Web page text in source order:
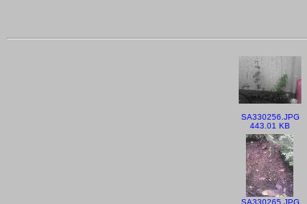
SA330256.JPG
443.01 KB
SA330265.JPG